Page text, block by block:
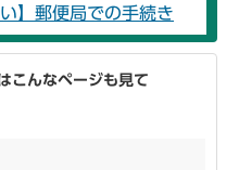
】郵便局での手続き
こんなページも見て